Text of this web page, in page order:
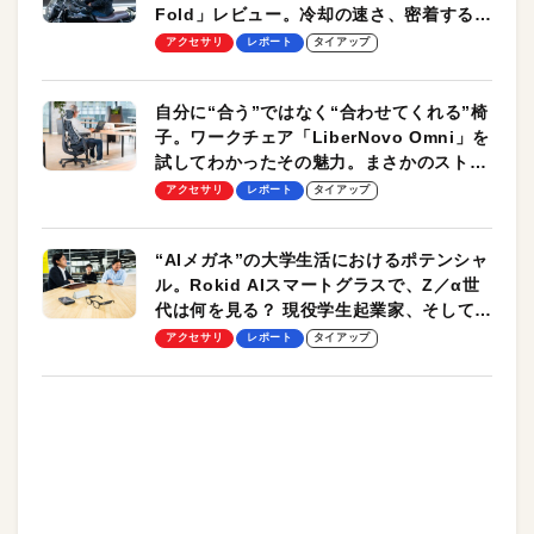
Fold」レビュー。冷却の速さ、密着する冷
却プレート、シンプルな操作性がグッド！
アクセサリ レポート タイアップ
自分に“合う”ではなく“合わせてくれる”椅
子。ワークチェア「LiberNovo Omni」を
試してわかったその魅力。まさかのストレ
ッチ機能も搭載
アクセサリ レポート タイアップ
“AIメガネ”の大学生活におけるポテンシャ
ル。Rokid AIスマートグラスで、Z／α世
代は何を見る？ 現役学生起業家、そして教
授による体験会レポート【PR】
アクセサリ レポート タイアップ